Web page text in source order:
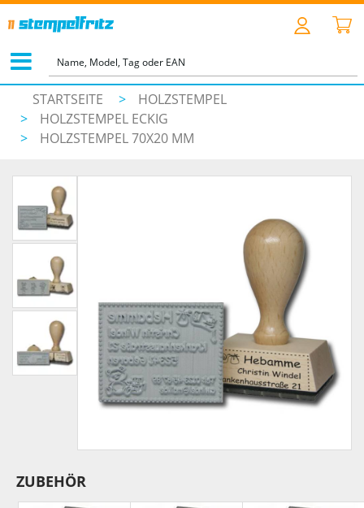
STARTSEITE >
HOLZSTEMPEL
>
HOLZSTEMPEL ECKIG
>
HOLZSTEMPEL 70X20 MM
ZUBEHÖR